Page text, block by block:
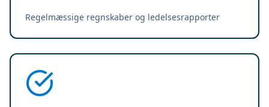
Regelmæssige regnskaber og ledelsesrapporter